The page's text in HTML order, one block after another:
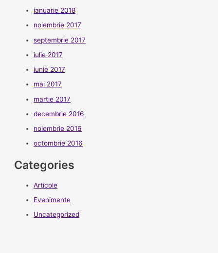
ianuarie 2018
noiembrie 2017
septembrie 2017
iulie 2017
iunie 2017
mai 2017
martie 2017
decembrie 2016
noiembrie 2016
octombrie 2016
Categories
Articole
Evenimente
Uncategorized